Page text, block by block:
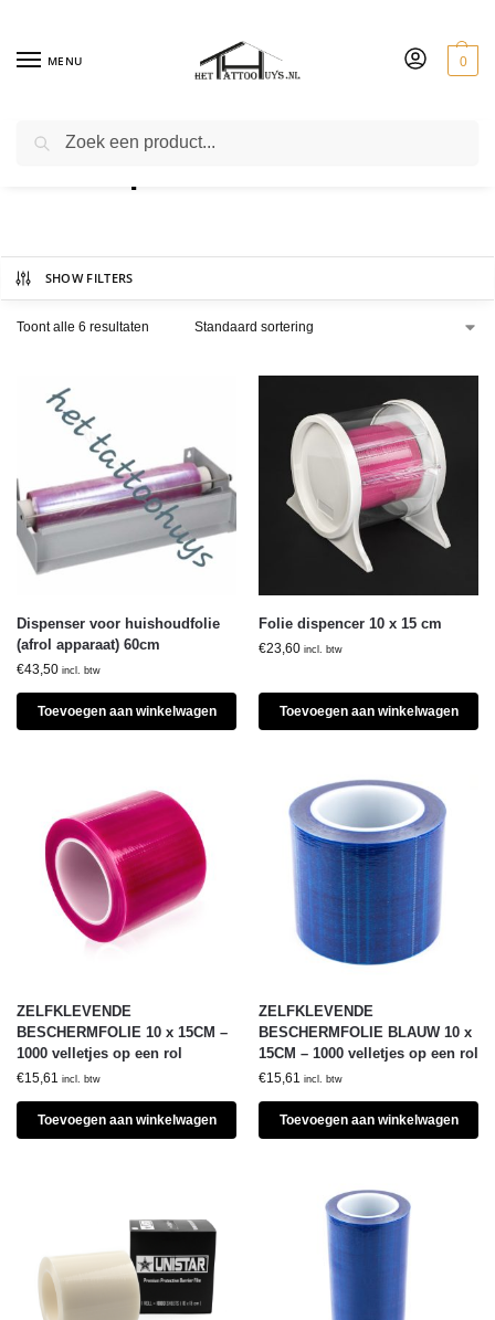
MENU 0
SHOW FILTERS
Toont alle 6 resultaten
Dispenser voor huishoudfolie
(afrol apparaat) 60cm
€43,50 incl. btw
Toevoegen aan winkelwagen
Folie dispencer 10 x 15 cm
€23,60 incl. btw
Toevoegen aan winkelwagen
ZELFKLEVENDE
BESCHERMFOLIE 10 x 15CM –
1000 velletjes op een rol
€15,61 incl. btw
Toevoegen aan winkelwagen
ZELFKLEVENDE
BESCHERMFOLIE BLAUW 10 x
15CM – 1000 velletjes op een rol
€15,61 incl. btw
Toevoegen aan winkelwagen